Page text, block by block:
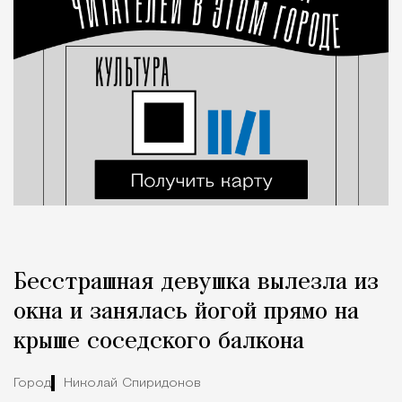
Бесстрашная девушка вылезла из
окна и занялась йогой прямо на
крыше соседского балкона
Город Николай Спиридонов